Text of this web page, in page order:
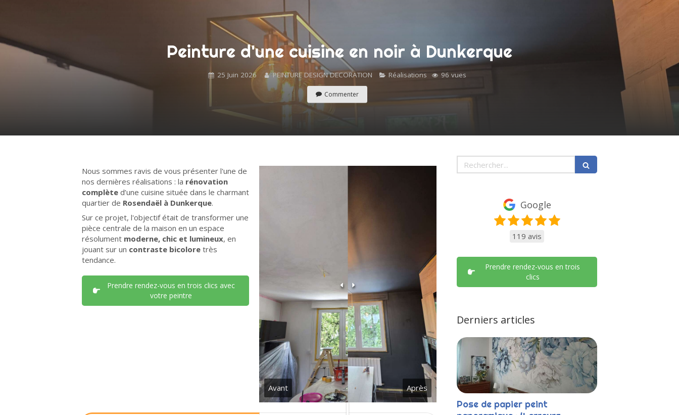
Peinture d'une cuisine en noir à Dunkerque
25 Juin 2026 PEINTURE DESIGN DECORATION Réalisations 96 vues
Commenter
Nous sommes ravis de vous présenter l'une de
nos dernières réalisations : la rénovation
complète d’une cuisine située dans le charmant
quartier de Rosendaël à Dunkerque.
Sur ce projet, l'objectif était de transformer une
pièce centrale de la maison en un espace
résolument moderne, chic et lumineux, en
jouant sur un contraste bicolore très
tendance.
Prendre rendez-vous en trois clics avec
votre peintre
Avant Après
Rechercher
Google
119 avis
Prendre rendez-vous en trois
clics
Derniers articles
Pose de papier peint